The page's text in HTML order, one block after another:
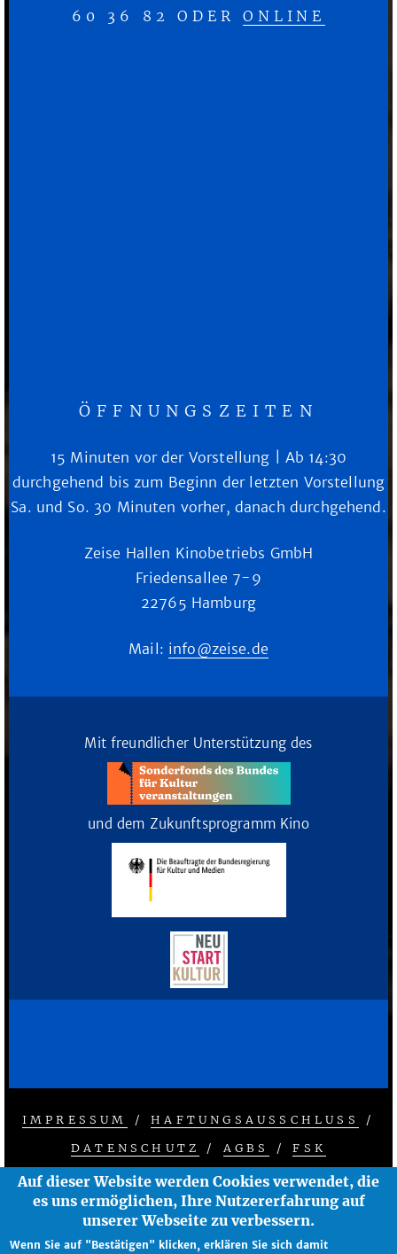
60 36 82 ODERONLINE
ÖFFNUNGSZEITEN
15 Minuten vor der Vorstellung | Ab 14:30
durchgehend bis zum Beginn der letzten Vorstellung
Sa. und So. 30 Minuten vorher, danach durchgehend.
Zeise Hallen Kinobetriebs GmbH
Friedensallee 7-9
22765 Hamburg
Mail: info@zeise.de
Mit freundlicher Unterstützung des
und dem Zukunftsprogramm Kino
FOOTER
MENU
IMPRESSUM /HAFTUNGSAUSSCHLUSS
/
DATENSCHUTZ
/ AGBS /FSK
© 2026 ZEISE KINOS - ÄNDERUNGEN
VORBEHALTEN
Auf dieser Website werden Cookies verwendet, die
es uns ermöglichen, Ihre Nutzererfahrung auf
unserer Webseite zu verbessern.
Wenn Sie auf "Bestätigen" klicken, erklären Sie sich damit